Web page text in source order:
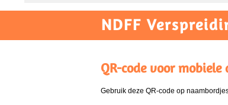
NDFF
QR-code voor mobiele
Gebruik deze QR-code op